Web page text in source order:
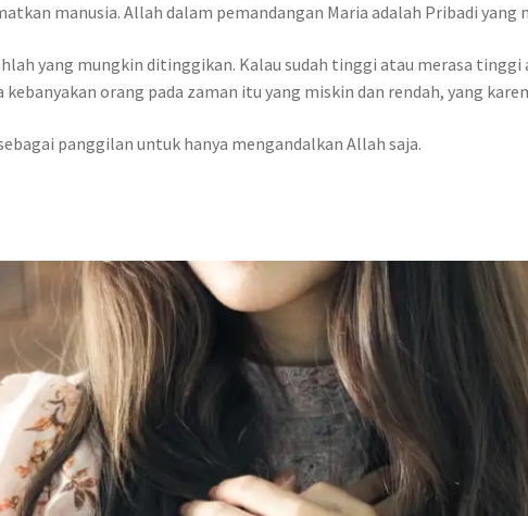
manusia. Allah dalam pemandangan Maria adalah Pribadi
yang mungkin ditinggikan. Kalau sudah tinggi atau merasa
orang pada zaman itu yang miskin dan rendah, yang
panggilan untuk hanya mengandalkan Allah saja.